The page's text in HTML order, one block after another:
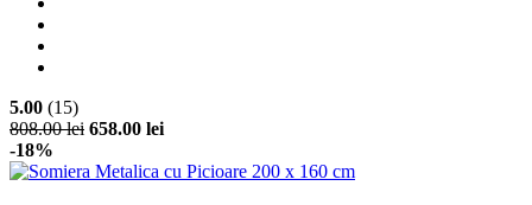
5.00 (15)
808.00 lei 658.00 lei
-18%